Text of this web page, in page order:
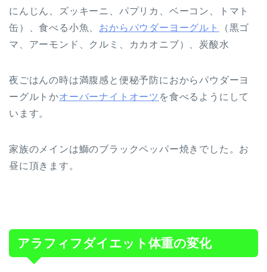
にんじん、ズッキーニ、パプリカ、ベーコン、トマト
缶）、食べる小魚、 おからパウダーヨーグルト
（黒ゴ
マ、アーモンド、クルミ、カカオニブ）、炭酸水
夜ごはんの時は満腹感と便秘予防におからパウダーヨ
ーグルトかオーバーナイトオーツ を食べるようにして
います。
家族のメインは鰤のブラックペッパー焼きでした。お
昼に頂きます。
アラフィフダイエット体重の変化